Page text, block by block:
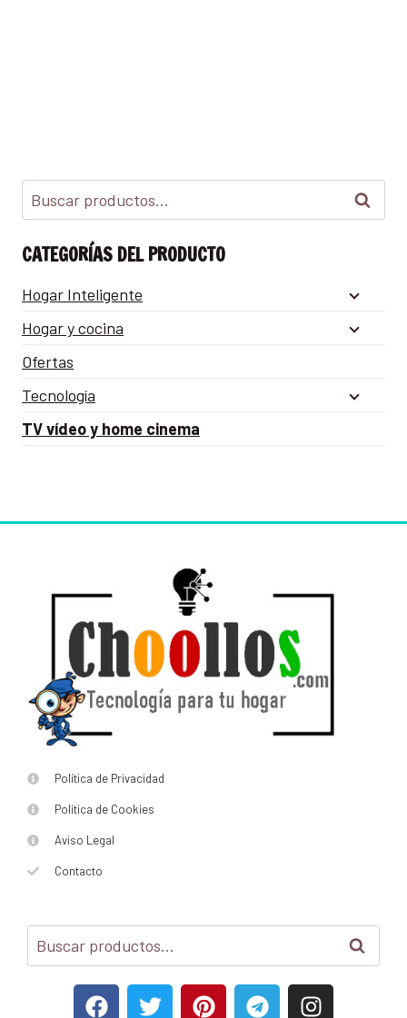
Buscar
CATEGORÍAS DEL PRODUCTO
Hogar Inteligente
Hogar y cocina
Ofertas
Tecnología
TV vídeo y home cinema
Política de Privacidad
Política de Cookies
Aviso Legal
Contacto
Buscar